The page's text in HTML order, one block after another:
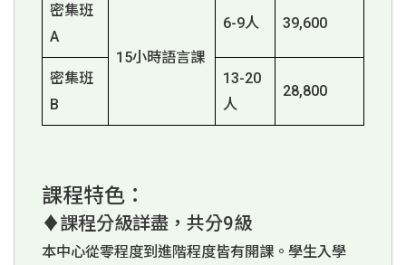
密集班
A
15小時語言課
6-9人 39,600
密集班
B
13-20
人
28,800
課程特色：
♦課程分級詳盡，共分9級
本中心從零程度到進階程度皆有開課。學生入學